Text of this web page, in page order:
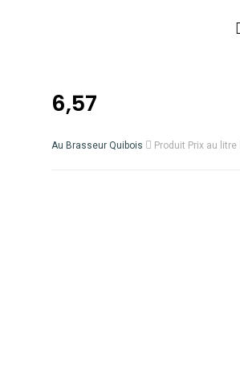
6,57
Au Brasseur Quibois Produit Prix au litre